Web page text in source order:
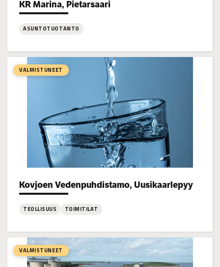
KR Marina, Pietarsaari
Project types:
ASUNTOTUOTANTO
KR
Marina,
Pietarsaari
VALMISTUNEET
Kovjoen Vedenpuhdistamo, Uusikaarlepyy
Project types:
TEOLLISUUS TOIMITILAT
Kovjoen
Vedenpuhdistamo,
Uusikaarlepyy
VALMISTUNEET